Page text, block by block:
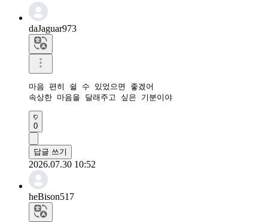
daJaguar973
마음 편히 쉴 수 있었으면 좋겠어
속상한 마음을 달래주고 싶은 기분이야
0
답글 쓰기
2026.07.30 10:52
heBison517